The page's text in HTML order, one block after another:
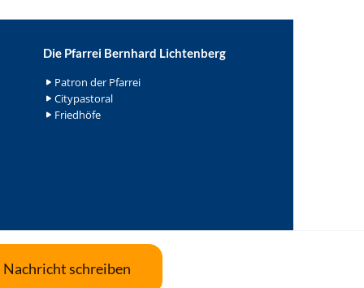
Die Pfarrei Bernhard Lichtenberg
Patron der Pfarrei
Citypastoral
Friedhöfe
Nachricht schreiben